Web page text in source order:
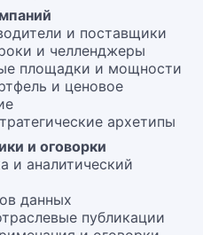
и поставщики
и челленджеры
площадки и мощности
и ценовое
архетипы
и оговорки
и аналитический
данных
публикации